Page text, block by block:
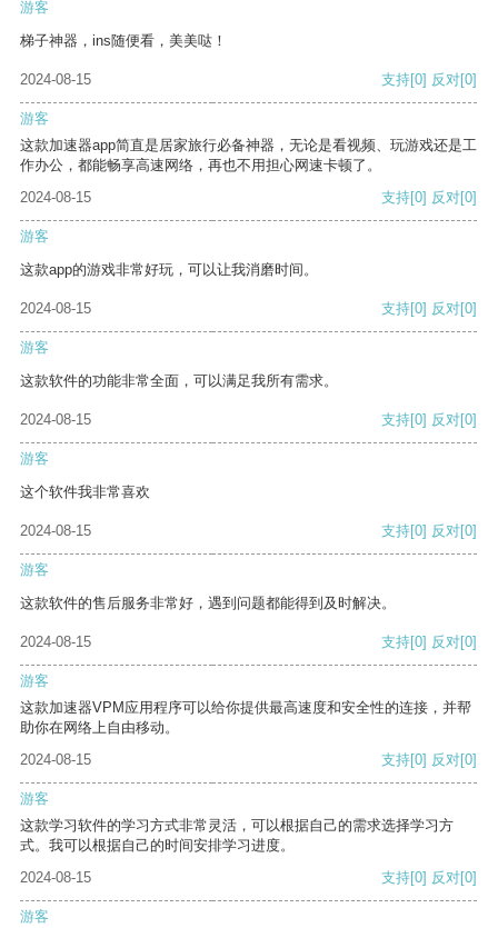
游客
梯子神器，ins随便看，美美哒！
2024-08-15 支持[0] 反对[0]
游客
这款加速器app简直是居家旅行必备神器，无论是看视频、玩游戏还是工
作办公，都能畅享高速网络，再也不用担心网速卡顿了。
2024-08-15
支持[0] 反对[0]
游客
这款app的游戏非常好玩，可以让我消磨时间。
2024-08-15 支持[0] 反对[0]
游客
这款软件的功能非常全面，可以满足我所有需求。
2024-08-15 支持[0] 反对[0]
游客
这个软件我非常喜欢
2024-08-15 支持[0] 反对[0]
游客
这款软件的售后服务非常好，遇到问题都能得到及时解决。
2024-08-15 支持[0] 反对[0]
游客
这款加速器VPM应用程序可以给你提供最高速度和安全性的连接，并帮
助你在网络上自由移动。
2024-08-15
支持[0] 反对[0]
游客
这款学习软件的学习方式非常灵活，可以根据自己的需求选择学习方
式。我可以根据自己的时间安排学习进度。
2024-08-15
支持[0] 反对[0]
游客